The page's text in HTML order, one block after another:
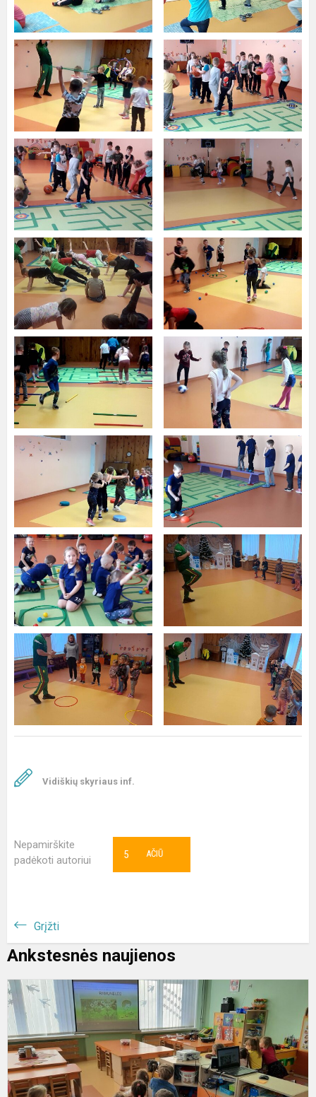
Vidiškių skyriaus inf.
Nepamirškite
padėkoti autoriui
AČIŪ
5
Grįžti
Ankstesnės naujienos